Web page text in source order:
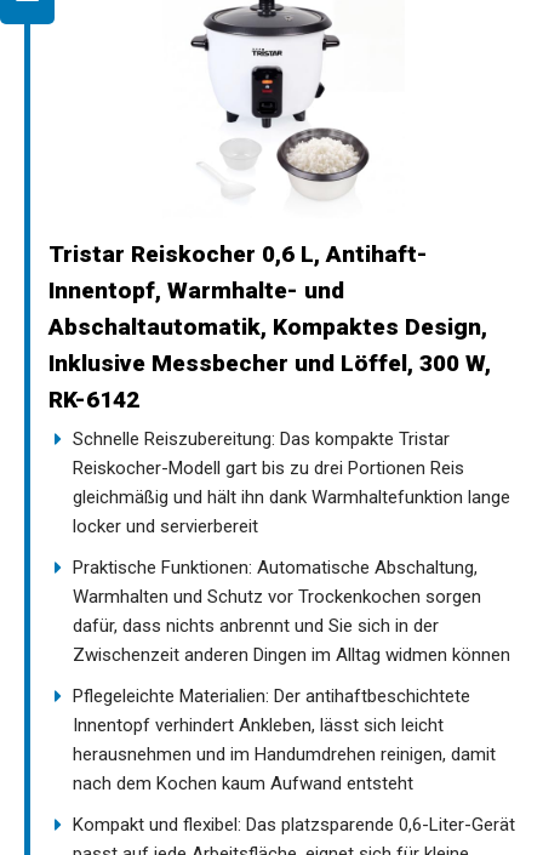
Tristar Reiskocher 0,6 L, Antihaft-
Innentopf, Warmhalte- und
Abschaltautomatik, Kompaktes Design,
Inklusive Messbecher und Löffel, 300 W,
RK-6142
Schnelle Reiszubereitung: Das kompakte Tristar
Reiskocher-Modell gart bis zu drei Portionen Reis
gleichmäßig und hält ihn dank Warmhaltefunktion lange
locker und servierbereit
Praktische Funktionen: Automatische Abschaltung,
Warmhalten und Schutz vor Trockenkochen sorgen
dafür, dass nichts anbrennt und Sie sich in der
Zwischenzeit anderen Dingen im Alltag widmen können
Pflegeleichte Materialien: Der antihaftbeschichtete
Innentopf verhindert Ankleben, lässt sich leicht
herausnehmen und im Handumdrehen reinigen, damit
nach dem Kochen kaum Aufwand entsteht
Kompakt und flexibel: Das platzsparende 0,6-Liter-Gerät